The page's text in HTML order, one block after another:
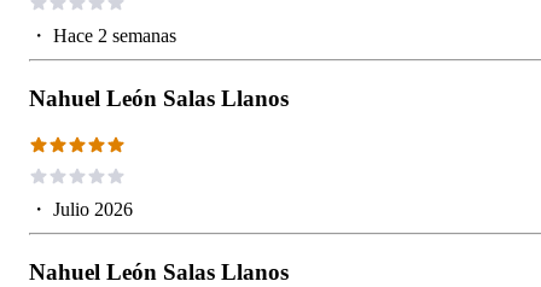
・ Hace 2 semanas
Nahuel León Salas Llanos
・ Julio 2026
Nahuel León Salas Llanos